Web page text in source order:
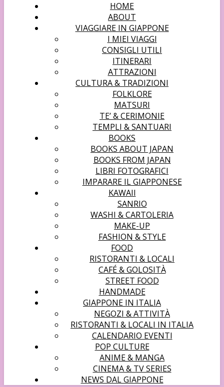
HOME
ABOUT
VIAGGIARE IN GIAPPONE
I MIEI VIAGGI
CONSIGLI UTILI
ITINERARI
ATTRAZIONI
CULTURA & TRADIZIONI
FOLKLORE
MATSURI
TE’ & CERIMONIE
TEMPLI & SANTUARI
BOOKS
BOOKS ABOUT JAPAN
BOOKS FROM JAPAN
LIBRI FOTOGRAFICI
IMPARARE IL GIAPPONESE
KAWAII
SANRIO
WASHI & CARTOLERIA
MAKE-UP
FASHION & STYLE
FOOD
RISTORANTI & LOCALI
CAFÉ & GOLOSITÀ
STREET FOOD
HANDMADE
GIAPPONE IN ITALIA
NEGOZI & ATTIVITÀ
RISTORANTI & LOCALI IN ITALIA
CALENDARIO EVENTI
POP CULTURE
ANIME & MANGA
CINEMA & TV SERIES
NEWS DAL GIAPPONE